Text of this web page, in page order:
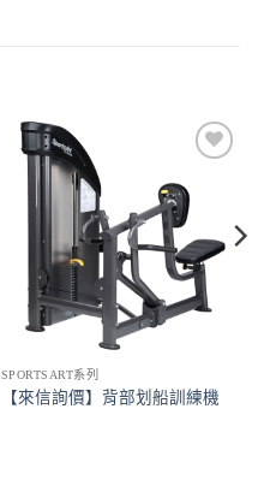
Wishlist
SPORTSART系列
【來信詢價】背部划船訓練機